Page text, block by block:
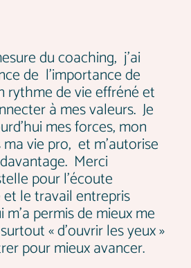
du coaching, j'ai
de l'importance de
rythme de vie effréné et
à mes valeurs. Je
mes forces, mon
vie pro, et m'autorise
Merci
pour l’écoute
le travail entrepris
m'a permis de mieux me
« d’ouvrir les yeux »
pour mieux avancer.